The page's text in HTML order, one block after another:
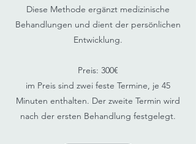
Diese Methode ergänzt medizinische
Behandlungen und dient der persönlichen
Entwicklung.
Preis: 300€
im Preis sind zwei feste Termine, je 45
Minuten enthalten. Der zweite Termin wird
nach der ersten Behandlung festgelegt.